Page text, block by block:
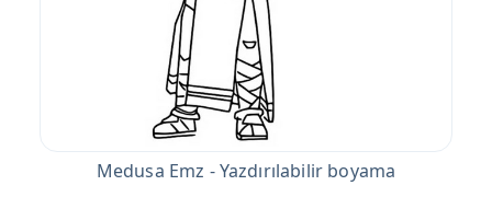
Medusa Emz - Yazdırılabilir boyama